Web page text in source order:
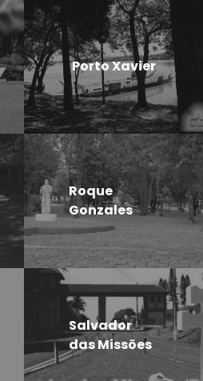
Porto Xavier
Roque
Gonzales
Salvador
das Missões